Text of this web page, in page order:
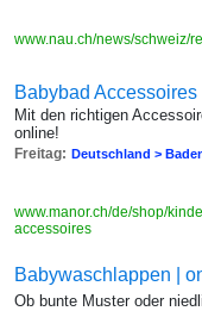
www.nau.ch/news/schweiz/
Babybad
Mit den richtigen
online!
Freitag: Deutschland >
www.manor.ch/de/shop/
accessoires
Babywaschlappen |
Ob bunte Muster oder